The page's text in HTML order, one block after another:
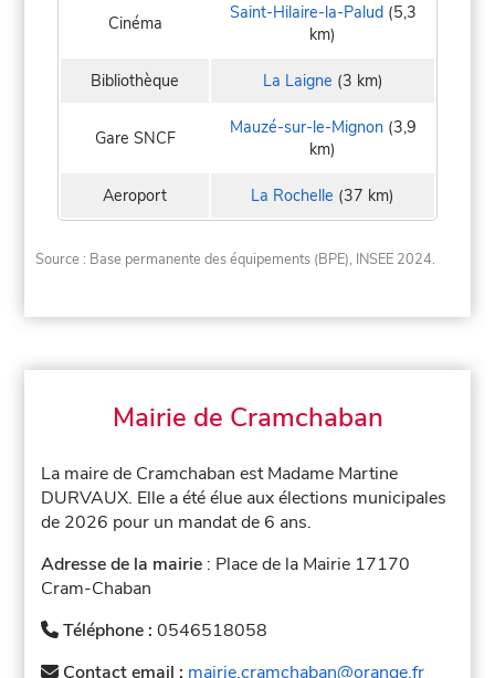
Cinéma Saint-Hilaire-la-Palud(5,3
km)
Bibliothèque La Laigne (3 km)
Gare SNCF Mauzé-sur-le-Mignon(3,9
km)
Aeroport La Rochelle (37 km)
Source : Base permanente des équipements (BPE), INSEE 2024.
Mairie de Cramchaban
La maire de Cramchaban est Madame Martine
DURVAUX. Elle a été élue aux élections municipales
de 2026 pour un mandat de 6 ans.
Adresse de la mairie : Place de la Mairie 17170
Cram-Chaban
Téléphone :0546518058
Contact email : mairie.cramchaban@orange.fr